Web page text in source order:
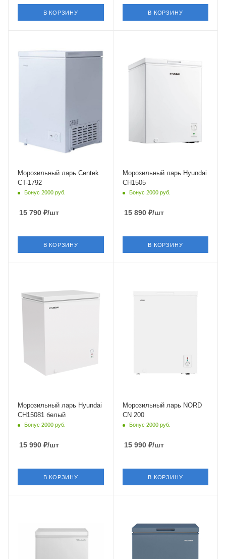
В КОРЗИНУ В КОРЗИНУ
Глухая
Морозильный ларь Centek
CT-1792
Бонус 2000 руб.
15 790 ₽/шт
В КОРЗИНУ
Морозильный ларь Hyundai
CH1505
Бонус 2000 руб.
15 890₽/шт
В КОРЗИНУ
Морозильный ларь Hyundai
CH15081 белый
Бонус 2000 руб.
15 990 ₽/шт
В КОРЗИНУ
Объем
Морозильный ларь NORD
CN 200
Бонус 2000 руб.
15 990₽/шт
В КОРЗИНУ